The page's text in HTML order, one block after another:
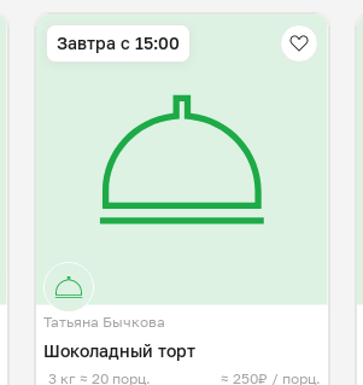
Завтра c 15:00
Татьяна Бычкова
Шоколадный торт
3 кг≈ 20 порц. ≈ 250₽ / порц.